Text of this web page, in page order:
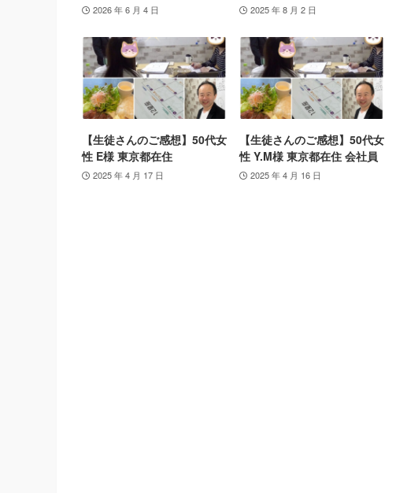
2026 年 6 月 4 日 2025 年 8 月 2 日
【生徒さんのご感想】50代女
性 E様 東京都在住
2025 年 4 月 17 日
【生徒さんのご感想】50代女
性 Y.M様 東京都在住 会社員
2025 年 4 月 16 日